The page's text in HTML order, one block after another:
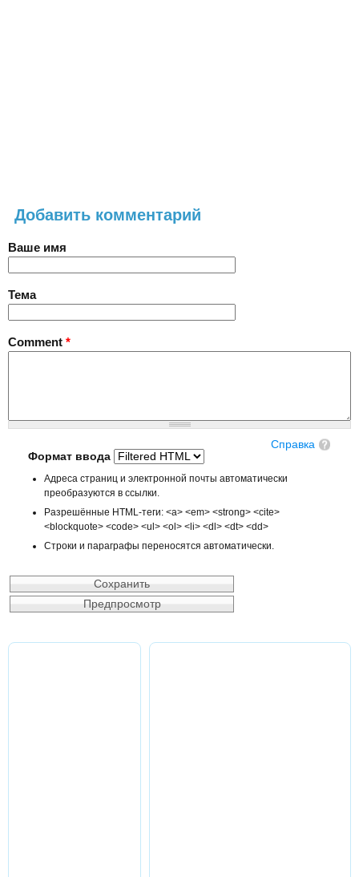
Добавить комментарий
Ваше имя
Тема
Comment *
Справка
Формат ввода
Адреса страниц и электронной почты автоматически
преобразуются в ссылки.
Разрешённые HTML-теги: <a> <em> <strong> <cite>
<blockquote> <code> <ul> <ol> <li> <dl> <dt> <dd>
Строки и параграфы переносятся автоматически.